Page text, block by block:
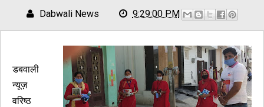
Dabwali News 9:29:00 PM
डबवाली
न्यूज़
वरिष्ठ